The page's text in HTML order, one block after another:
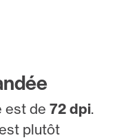
est de 72 dpi.
plutôt